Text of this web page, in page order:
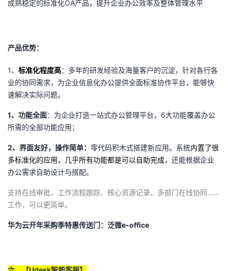
成熟稳定的标准化OA产品，提升企业办公效率及整体管理水平
产品优势：
1、 标准化程度高：多年的研发经验及海量客户的沉淀，针对各行各
业的协同需求，为企业信息化办公提供全面标准协作平台，能够快
速解决实际问题。
1、功能全面：为企业打造一站式办公管理平台，6大功能覆盖办公
所需的全部功能应用；
2、界面友好，操作简单： 零代码积木式搭建新应用。系统内置了很
多标准化的应用，几乎所有功能都是可以自助完成，还能根据企业
办公需求自助设计与搭配。
支持在线审批、工作流程跟踪、核心资源记录、多部门在线协同……
工作，可以更简单。
华为云开年采购季特惠传送门： 泛微e-office